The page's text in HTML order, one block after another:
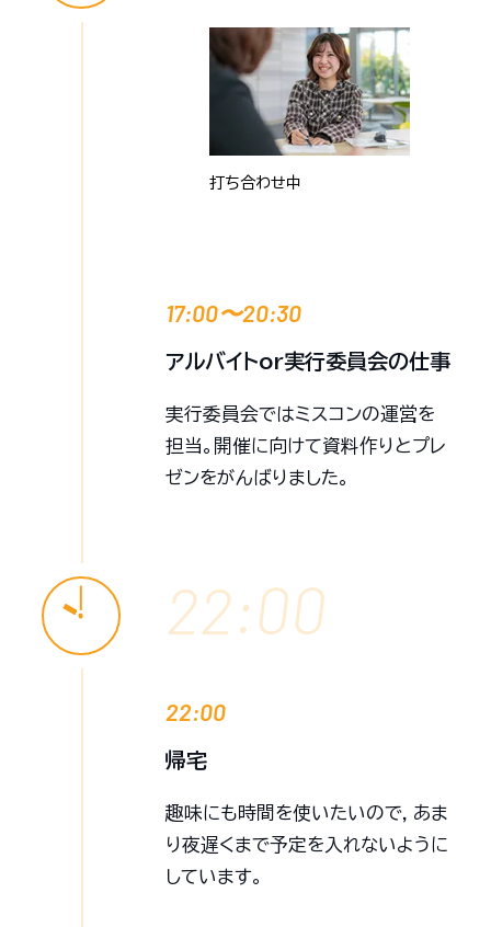
打ち合わせ中
17:00〜20:30
アルバイトor実行委員会の仕事
実行委員会ではミスコンの運営を
担当。開催に向けて資料作りとプレ
ゼンをがんばりました。
22:00
22:00
帰宅
趣味にも時間を使いたいので，あま
り夜遅くまで予定を入れないように
しています。